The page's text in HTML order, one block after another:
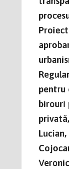
pentru
birouri